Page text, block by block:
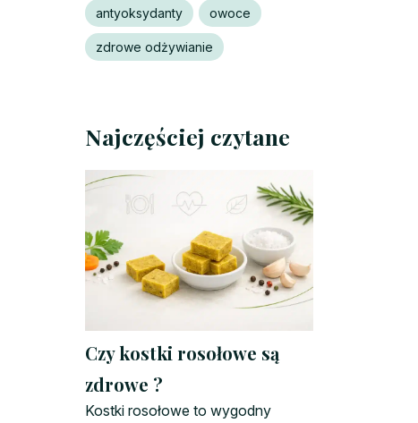
antyoksydanty owoce
zdrowe odżywianie
Najczęściej czytane
Czy kostki rosołowe są
zdrowe ?
Kostki rosołowe to wygodny